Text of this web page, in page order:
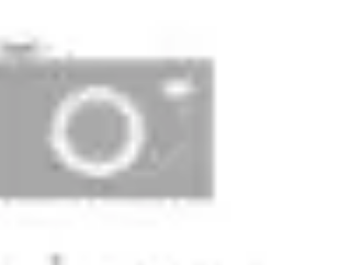
StileTendenze